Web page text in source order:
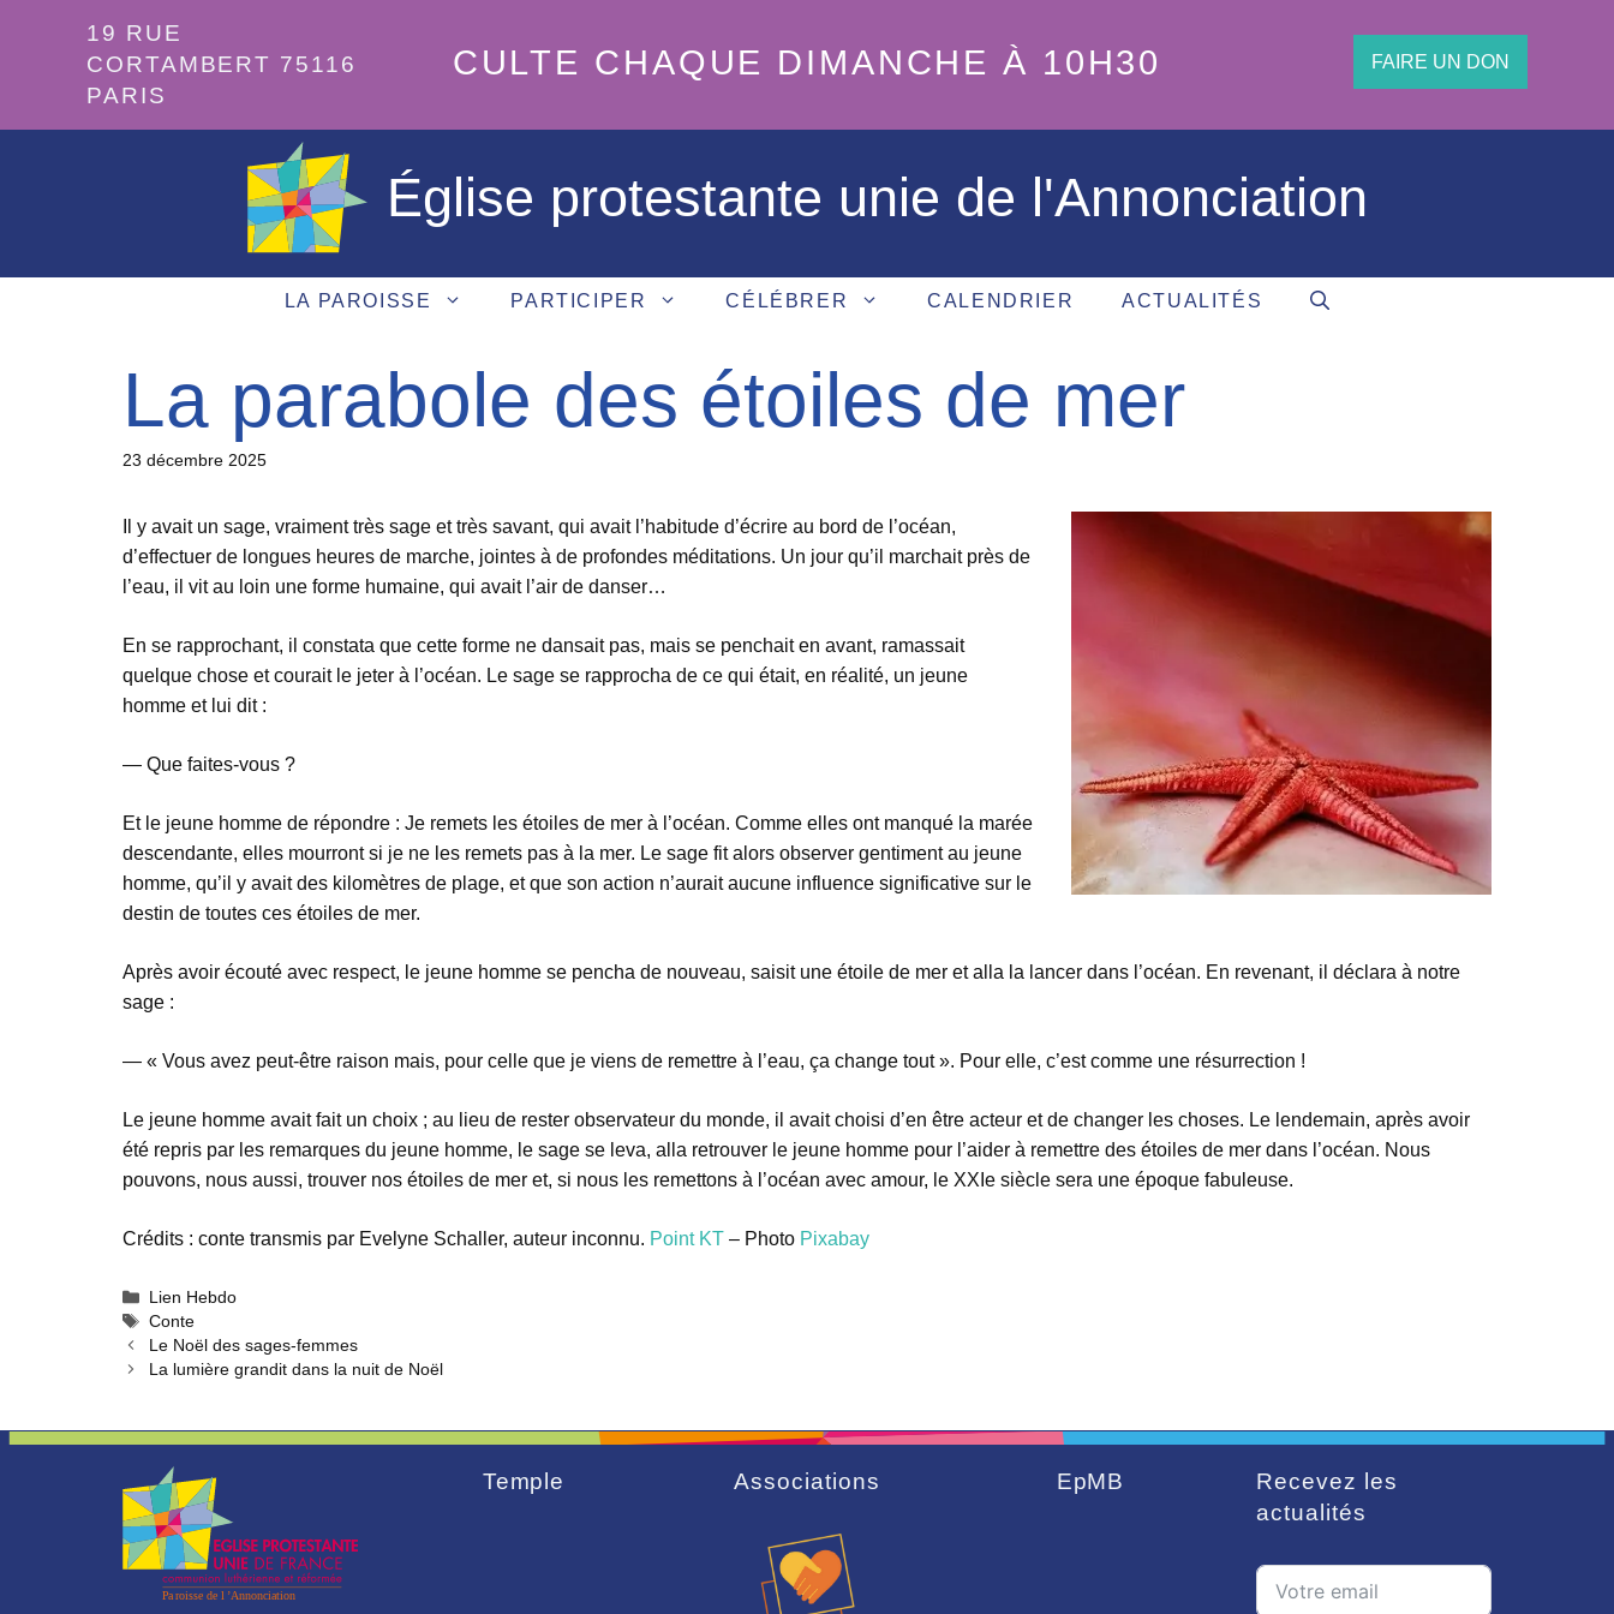
19 RUE
CORTAMBERT 75116
PARIS
CULTE CHAQUE DIMANCHE À 10H30 FAIRE UN DON
Église protestante unie de l'Annonciation
LA PAROISSE PARTICIPER CÉLÉBRER CALENDRIER ACTUALITÉS
La parabole des étoiles de mer
23 décembre 2025
Il y avait un sage, vraiment très sage et très savant, qui avait l’habitude d’écrire au bord de l’océan,
d’effectuer de longues heures de marche, jointes à de profondes méditations. Un jour qu’il marchait près de
l’eau, il vit au loin une forme humaine, qui avait l’air de danser…
En se rapprochant, il constata que cette forme ne dansait pas, mais se penchait en avant, ramassait
quelque chose et courait le jeter à l’océan. Le sage se rapprocha de ce qui était, en réalité, un jeune
homme et lui dit :
— Que faites-vous ?
Et le jeune homme de répondre : Je remets les étoiles de mer à l’océan. Comme elles ont manqué la marée
descendante, elles mourront si je ne les remets pas à la mer. Le sage fit alors observer gentiment au jeune
homme, qu’il y avait des kilomètres de plage, et que son action n’aurait aucune influence significative sur le
destin de toutes ces étoiles de mer.
Après avoir écouté avec respect, le jeune homme se pencha de nouveau, saisit une étoile de mer et alla la lancer dans l’océan. En revenant, il déclara à notre
sage :
— « Vous avez peut-être raison mais, pour celle que je viens de remettre à l’eau, ça change tout ». Pour elle, c’est comme une résurrection !
Le jeune homme avait fait un choix ; au lieu de rester observateur du monde, il avait choisi d’en être acteur et de changer les choses. Le lendemain, après avoir
été repris par les remarques du jeune homme, le sage se leva, alla retrouver le jeune homme pour l’aider à remettre des étoiles de mer dans l’océan. Nous
pouvons, nous aussi, trouver nos étoiles de mer et, si nous les remettons à l’océan avec amour, le XXIe siècle sera une époque fabuleuse.
Crédits : conte transmis par Evelyne Schaller, auteur inconnu. Point KT – Photo Pixabay
Catégories
Lien Hebdo
Étiquettes
Conte
Le Noël des sages-femmes
La lumière grandit dans la nuit de Noël
Temple Associations EpMB
Recevez les
actualités